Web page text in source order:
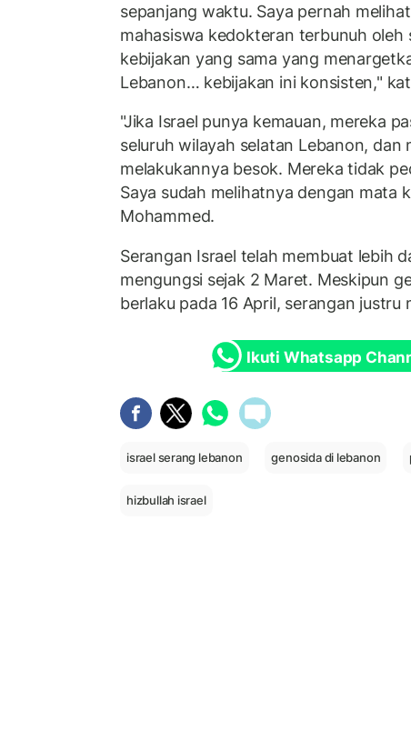
sepanjang waktu. Saya pernah
mahasiswa kedokteran terbunuh oleh
kebijakan yang sama yang
Lebanon… kebijakan ini konsisten,"
"Jika Israel punya kemauan, mereka
seluruh wilayah selatan Lebanon, dan
melakukannya besok. Mereka tidak
Saya sudah melihatnya dengan mata
Mohammed.
Serangan Israel telah membuat lebih
mengungsi sejak 2 Maret. Meskipun
berlaku pada 16 April, serangan justru
Ikuti Whatsapp
israel serang lebanon genosida di lebanon
hizbullah israel